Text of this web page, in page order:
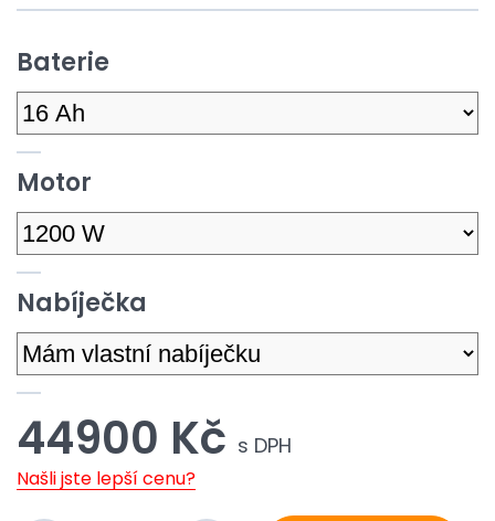
Baterie
Motor
Nabíječka
44900 Kč s DPH
Našli jste lepší cenu?